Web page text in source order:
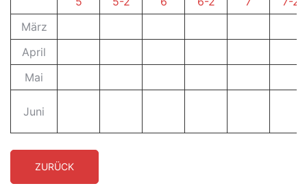
März
April
Mai
Juni